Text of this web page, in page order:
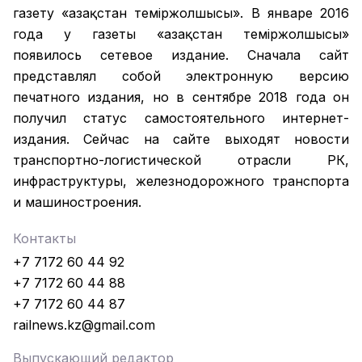
газету «Қазақстан темiржолшысы». В январе 2016
года у газеты «Қазақстан теміржолшысы»
появилось сетевое издание. Сначала сайт
представлял собой электронную версию
печатного издания, но в сентябре 2018 года он
получил статус самостоятельного интернет-
издания. Сейчас на сайте выходят новости
транспортно-логистической отрасли РК,
инфраструктуры, железнодорожного транспорта
и машиностроения.
Контакты
+7 7172 60 44 92
+7 7172 60 44 88
+7 7172 60 44 87
railnews.kz@gmail.com
Выпускающий редактор